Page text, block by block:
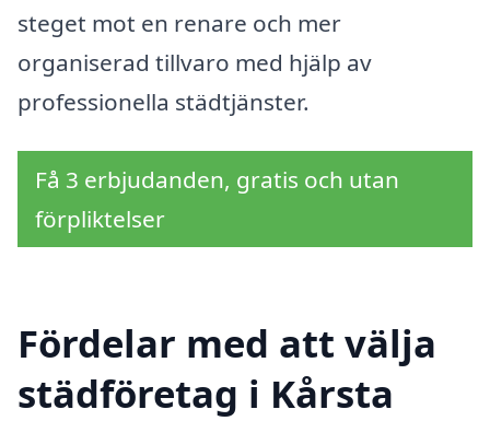
steget mot en renare och mer
organiserad tillvaro med hjälp av
professionella städtjänster.
Få 3 erbjudanden, gratis och utan
förpliktelser
Fördelar med att välja
städföretag i Kårsta